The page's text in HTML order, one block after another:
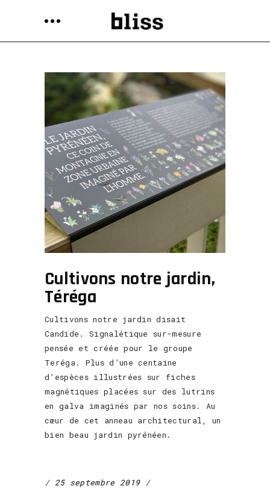
Cultivons notre jardin,
Téréga
Cultivons notre jardin disait
Candide. Signalétique sur-mesure
pensée et créée pour le groupe
Teréga. Plus d’une centaine
d’espèces illustrées sur fiches
magnétiques placées sur des lutrins
en galva imaginés par nos soins. Au
cœur de cet anneau architectural, un
bien beau jardin pyrénéen.
25 septembre 2019